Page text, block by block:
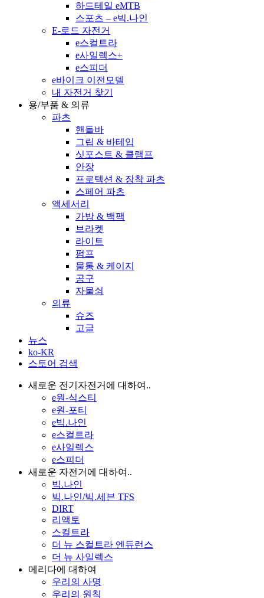
하드테일 eMTB
스포츠 – e빅.나인
E-로드 자전거
e스컬트라
e사일렉스+
e스피더
e바이크 이전모델
내 자전거 찾기
용/부품 & 의류
파츠
핸들바
그립 & 바테입
싯포스트 & 클램프
안장
프로텍션 & 장착 파츠
스페어 파츠
액세서리
가방 & 백팩
브라켓
라이트
펌프
물통 & 케이지
공구
자물쇠
의류
슈즈
고글
뉴스
ko-KR
스토어 검색
새로운 전기자전거에 대하여..
e원-식스티
e원-포티
e빅.나인
e스컬트라
e사일렉스
e스피더
새로운 자전거에 대하여..
빅.나인
빅.나인/빅.세븐 TFS
DIRT
리액토
스컬트라
더 뉴 스컬트라 엔듀런스
더 뉴 사일렉스
메리다에 대하여
우리의 사명
우리의 원칙